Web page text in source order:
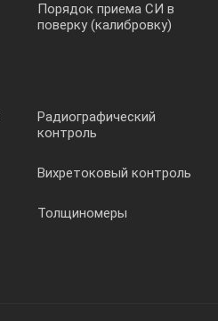
Порядок приема СИ в
поверку (калибровку)
Радиографический
контроль
Вихретоковый контроль
Толщиномеры